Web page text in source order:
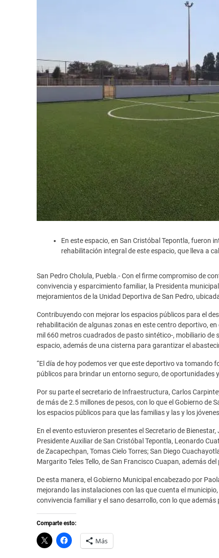
En este espacio, en San Cristóbal Tepontla, fueron
rehabilitación integral de este espacio, que lleva a
San Pedro Cholula, Puebla.- Con el firme compromiso de
convivencia y esparcimiento familiar, la Presidenta
mejoramientos de la Unidad Deportiva de San Pedro,
Contribuyendo con mejorar los espacios públicos para el
rehabilitación de algunas zonas en este centro deportivo,
mil 660 metros cuadrados de pasto sintético-, mobiliario
espacio, además de una cisterna para garantizar el
“El día de hoy podemos ver que este deportivo va tomando
públicos para brindar un entorno seguro, de oportunidades
Por su parte el secretario de Infraestructura, Carlos
de más de 2.5 millones de pesos, con lo que el Gobierno
los espacios públicos para que las familias y las y los
En el evento estuvieron presentes el Secretario de
Presidente Auxiliar de San Cristóbal Tepontla, Leonardo
de Zacapechpan, Tomas Cielo Torres; San Diego
Margarito Teles Tello, de San Francisco Cuapan, además
De esta manera, el Gobierno Municipal encabezado por
mejorando las instalaciones con las que cuenta el
convivencia familiar y el sano desarrollo, con lo que
Comparte esto:
C
l
H
a Más